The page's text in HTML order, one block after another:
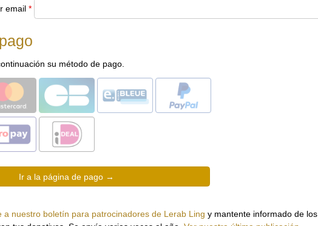
email *
su método de pago.
a nuestro boletín para patrocinadores de Lerab Ling y mantente informado de los